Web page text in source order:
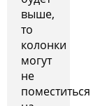
выше,
то
колонки
могут
не
поместиться